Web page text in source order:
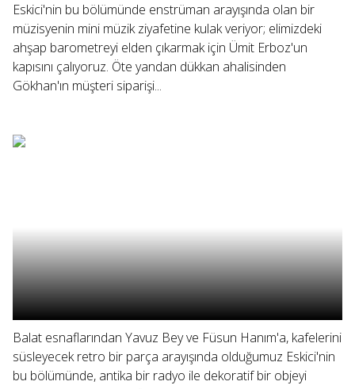
Eskici'nin bu bölümünde enstrüman arayışında olan bir
müzisyenin mini müzik ziyafetine kulak veriyor; elimizdeki
ahşap barometreyi elden çıkarmak için Ümit Erboz'un
kapısını çalıyoruz. Öte yandan dükkan ahalisinden
Gökhan'ın müşteri siparişi...
Balat esnaflarından Yavuz Bey ve Füsun Hanım'a, kafelerini
süsleyecek retro bir parça arayışında olduğumuz Eskici'nin
bu bölümünde, antika bir radyo ile dekoratif bir objeyi